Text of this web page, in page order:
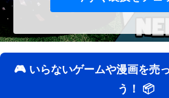
🎮 いらないゲームや漫画を売
う！ 📦